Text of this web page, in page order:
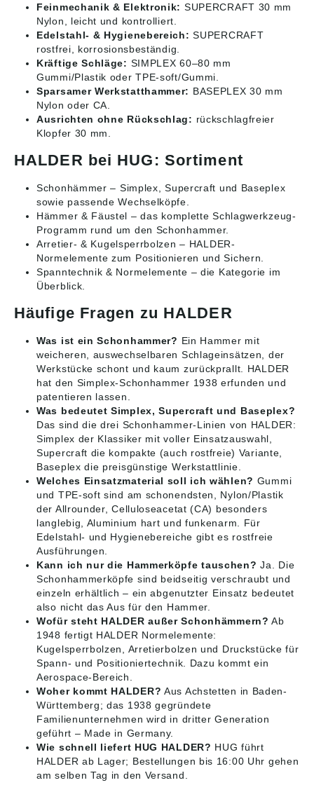
Feinmechanik & Elektronik: SUPERCRAFT 30 mm
Nylon, leicht und kontrolliert.
Edelstahl- & Hygienebereich: SUPERCRAFT
rostfrei, korrosionsbeständig.
Kräftige Schläge: SIMPLEX 60–80 mm
Gummi/Plastik oder TPE-soft/Gummi.
Sparsamer Werkstatthammer: BASEPLEX 30 mm
Nylon oder CA.
Ausrichten ohne Rückschlag: rückschlagfreier
Klopfer 30 mm.
HALDER bei HUG: Sortiment
Schonhämmer – Simplex, Supercraft und Baseplex
sowie passende Wechselköpfe.
Hämmer & Fäustel – das komplette Schlagwerkzeug-
Programm rund um den Schonhammer.
Arretier- & Kugelsperrbolzen – HALDER-
Normelemente zum Positionieren und Sichern.
Spanntechnik & Normelemente – die Kategorie im
Überblick.
Häufige Fragen zu HALDER
Was ist ein Schonhammer? Ein Hammer mit
weicheren, auswechselbaren Schlageinsätzen, der
Werkstücke schont und kaum zurückprallt. HALDER
hat den Simplex-Schonhammer 1938 erfunden und
patentieren lassen.
Was bedeutet Simplex, Supercraft und Baseplex?
Das sind die drei Schonhammer-Linien von HALDER:
Simplex der Klassiker mit voller Einsatzauswahl,
Supercraft die kompakte (auch rostfreie) Variante,
Baseplex die preisgünstige Werkstattlinie.
Welches Einsatzmaterial soll ich wählen? Gummi
und TPE-soft sind am schonendsten, Nylon/Plastik
der Allrounder, Celluloseacetat (CA) besonders
langlebig, Aluminium hart und funkenarm. Für
Edelstahl- und Hygienebereiche gibt es rostfreie
Ausführungen.
Kann ich nur die Hammerköpfe tauschen? Ja. Die
Schonhammerköpfe sind beidseitig verschraubt und
einzeln erhältlich – ein abgenutzter Einsatz bedeutet
also nicht das Aus für den Hammer.
Wofür steht HALDER außer Schonhämmern? Ab
1948 fertigt HALDER Normelemente:
Kugelsperrbolzen, Arretierbolzen und Druckstücke für
Spann- und Positioniertechnik. Dazu kommt ein
Aerospace-Bereich.
Woher kommt HALDER? Aus Achstetten in Baden-
Württemberg; das 1938 gegründete
Familienunternehmen wird in dritter Generation
geführt – Made in Germany.
Wie schnell liefert HUG HALDER? HUG führt
HALDER ab Lager; Bestellungen bis 16:00 Uhr gehen
am selben Tag in den Versand.